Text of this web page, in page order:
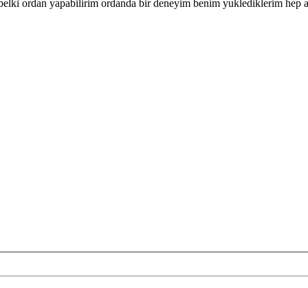
ordan yapabilirim ordanda bir deneyim benim yuklediklerim